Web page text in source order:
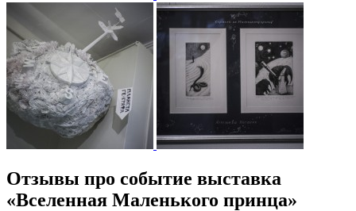
Отзывы про событие выставка
«Вселенная Маленького принца»